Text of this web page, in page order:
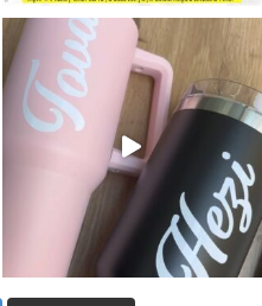
מטף לגילוי מין העובר חזר למלא